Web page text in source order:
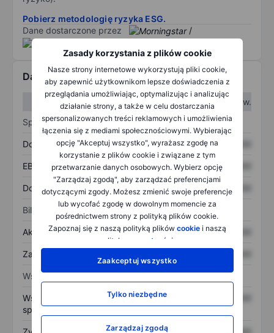
Zasady korzystania z plików cookie
Nasze strony internetowe wykorzystują pliki cookie,
aby zapewnić użytkownikom lepsze doświadczenia z
przeglądania umożliwiając, optymalizując i analizując
działanie strony, a także w celu dostarczania
spersonalizowanych treści reklamowych i umożliwienia
łączenia się z mediami społecznościowymi. Wybierając
opcję "Akceptuj wszystko", wyrażasz zgodę na
korzystanie z plików cookie i związane z tym
przetwarzanie danych osobowych. Wybierz opcję
"Zarządzaj zgodą", aby zarządzać preferencjami
dotyczącymi zgody. Możesz zmienić swoje preferencje
lub wycofać zgodę w dowolnym momencie za
pośrednictwem strony z polityką plików cookie.
Zapoznaj się z naszą polityką plików cookiei naszą
polityką
prywatności
Zaakceptuj wszystko
Tylko niezbędne
Zarządzaj zgodą
Pobierz metodologię ryzyka ESG.
Dane dostarczone przez
/
Dane finansowe
W I kw.
W II kw.
Sprawozdanie z zysków
Dochód XXXXXXX XXXXXXX
EBITDA XXXXXXX XXXXXXX
Dochód netto XXXXXXX XXXXXXX
Bilans
Aktywa ogółem XXXXXXX XXXXXXX
Zadłużenie ogółem
Wskaźniki
Współczynnik cena do
sprzedaży
XXXXXXX